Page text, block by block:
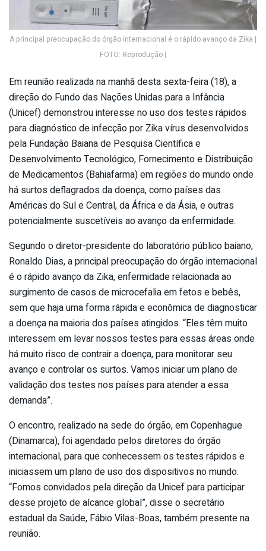
A principal preocupação do órgão internacional é o rápido avanço da Zika |
FOTO: Reprodução |
Em reunião realizada na manhã desta sexta-feira (18), a
direção do Fundo das Nações Unidas para a Infância
(Unicef) demonstrou interesse no uso dos testes rápidos
para diagnóstico de infecção por Zika vírus desenvolvidos
pela Fundação Baiana de Pesquisa Científica e
Desenvolvimento Tecnológico, Fornecimento e Distribuição
de Medicamentos (Bahiafarma) em regiões do mundo onde
há surtos deflagrados da doença, como países das
Américas do Sul e Central, da África e da Ásia, e outras
potencialmente suscetíveis ao avanço da enfermidade.
Segundo o diretor-presidente do laboratório público baiano,
Ronaldo Dias, a principal preocupação do órgão internacional
é o rápido avanço da Zika, enfermidade relacionada ao
surgimento de casos de microcefalia em fetos e bebês,
sem que haja uma forma rápida e econômica de diagnosticar
a doença na maioria dos países atingidos. “Eles têm muito
interessem em levar nossos testes para essas áreas onde
há muito risco de contrair a doença, para monitorar seu
avanço e controlar os surtos. Vamos iniciar um plano de
validação dos testes nos países para atender a essa
demanda”.
O encontro, realizado na sede do órgão, em Copenhague
(Dinamarca), foi agendado pelos diretores do órgão
internacional, para que conhecessem os testes rápidos e
iniciassem um plano de uso dos dispositivos no mundo.
“Fomos convidados pela direção da Unicef para participar
desse projeto de alcance global”, disse o secretário
estadual da Saúde, Fábio Vilas-Boas, também presente na
reunião.